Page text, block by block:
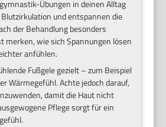
Übungen in deinen Alltag
und entspannen die
der Behandlung besonders
merken, wie sich Spannungen lösen
anfühlen.
Fußgele gezielt – zum Beispiel
Wärmegefühl. Achte jedoch darauf,
damit die Haut nicht
Pflege sorgt für ein